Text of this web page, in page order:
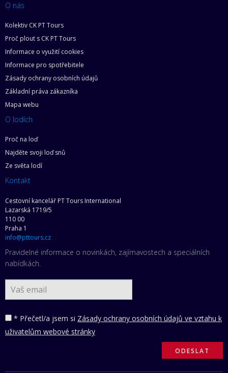
O nás
Kolektiv CK PT Tours
Proč plout s CK PT Tours
Informace o využití cookies
Informace pro spotřebitele
Zásady ochrany osobních údajů
Základní práva zákazníka
Mapa webu
O lodích
Proč na loď
Najděte svoji loď snů
Ze světa lodí
Kontakt
Cestovní kancelář PT Tours International
Lazarská 1719/5
110 00
Praha 1
info@pttours.cz
Pravidelné informace o novinkách, zajímavostech a speciálních
nabídkách.
* Přečetl/a jsem si Zásady ochrany osobních údajů ve vztahu k
uživatelům webové stránky